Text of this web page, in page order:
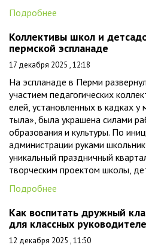
Подробнее
Коллективы школ и
пермской эспланаде
17 декабря 2025 , 12:18
На эспланаде в Перми
участием педагогических
елей, установленных в кадках
тыла», была украшена силами
образования и культуры. По
администрации руками
уникальный праздничный
творческим проектом школы,
Подробнее
Как воспитать дружный
для классных
12 декабря 2025 , 11:50